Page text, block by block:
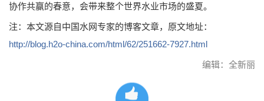
协作共赢的春意，会带来整个世界水业市场的盛夏。
注：本文源自中国水网专家的博客文章，原文地址：
http://blog.h2o-china.com/html/62/251662-7927.html
编辑：全新丽